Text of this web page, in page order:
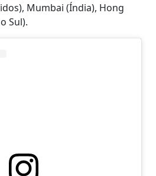
Mumbai (Índia), Hong
Sul).